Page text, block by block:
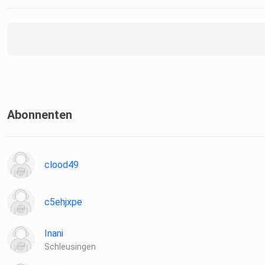
Abonnenten
clood49
c5ehjxpe
Inani
Schleusingen